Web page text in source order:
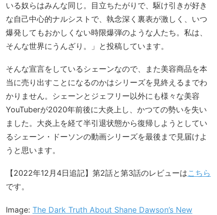
いる奴らはみんな同じ。目立ちたがりで、駆け引きが好き
な自己中心的ナルシストで、執念深く裏表が激しく、いつ
爆発してもおかしくない時限爆弾のような人たち。私は、
そんな世界にうんざり。」と投稿しています。
そんな宣言をしているシェーンなので、また美容商品を本
当に売り出すことになるのかはシリーズを見終えるまでわ
かりません。シェーンとジェフリー以外にも様々な美容
YouTuberが2020年前後に大炎上し、かつての勢いを失い
ました。大炎上を経て半引退状態から復帰しようとしてい
るシェーン・ドーソンの動画シリーズを最後まで見届けよ
うと思います。
【2022年12月4日追記】第2話と第3話のレビューはこちら
です。
Image: The Dark Truth About Shane Dawson’s New